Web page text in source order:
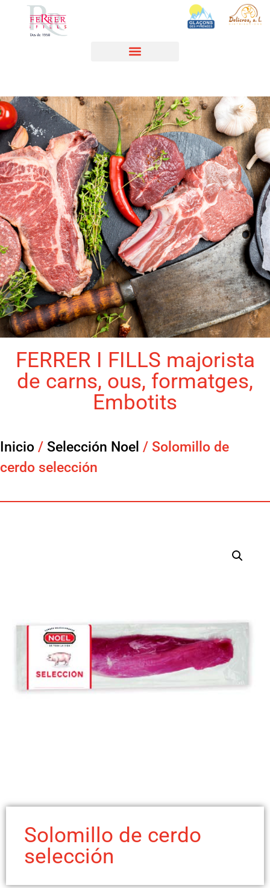
FERRER I FILLS majorista
de carns, ous, formatges,
Embotits
Inicio / Selección Noel / Solomillo de
cerdo selección
Solomillo de cerdo
selección